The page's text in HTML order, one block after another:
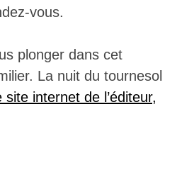
vous.
plonger dans cet
La nuit du tournesol
site internet de l’éditeur,